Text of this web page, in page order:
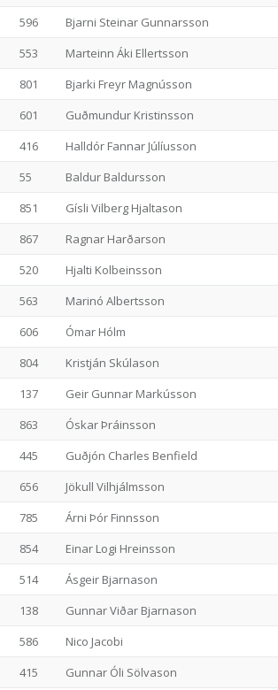
596
Bjarni Steinar Gunnarsson
553
Marteinn Áki Ellertsson
801
Bjarki Freyr Magnússon
601
Guðmundur Kristinsson
416
Halldór Fannar Júlíusson
55
Baldur Baldursson
851
Gísli Vilberg Hjaltason
867
Ragnar Harðarson
520
Hjalti Kolbeinsson
563
Marinó Albertsson
606
Ómar Hólm
804
Kristján Skúlason
137
Geir Gunnar Markússon
863
Óskar Þráinsson
445
Guðjón Charles Benfield
656
Jökull Vilhjálmsson
785
Árni Þór Finnsson
854
Einar Logi Hreinsson
514
Ásgeir Bjarnason
138
Gunnar Viðar Bjarnason
586
Nico Jacobi
415 Gunnar Óli Sölvason